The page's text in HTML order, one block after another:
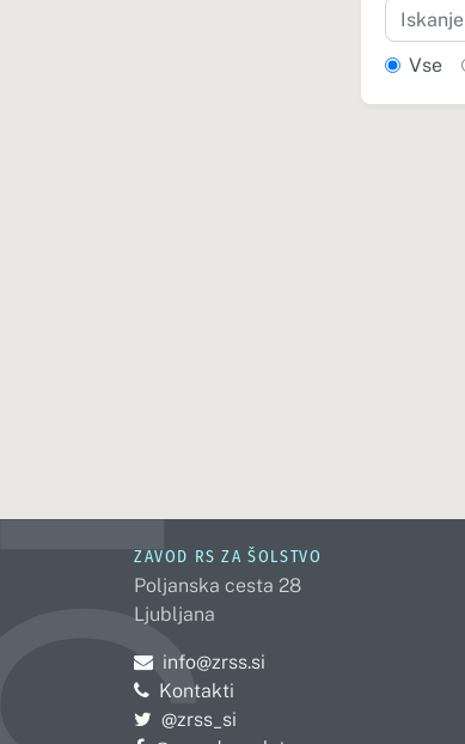
Iskanje
Vse
ZAVOD RS ZA ŠOLSTVO
Poljanska cesta 28
Ljubljana
Pošljite e-mail na
info@zrss.si
Kontakti
Pojdite na Twitter:
@zrss_si